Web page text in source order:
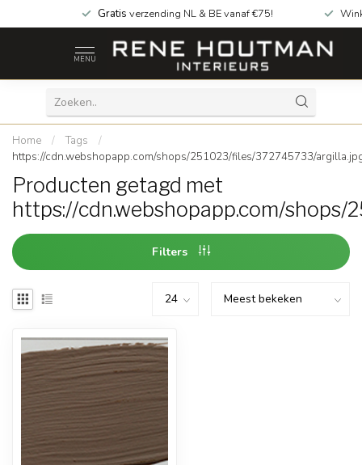
Gratis verzending NL & BE vanaf €75!
MENU
Home / Tags
/
https://cdn.webshopapp.com/shops/251023/files/372745733/
Producten getagd met
https://cdn.webshopapp.com/
Filters